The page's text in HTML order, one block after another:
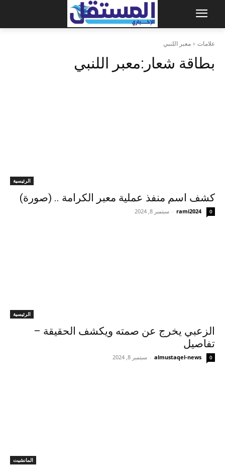
علامات معبر اللنبي
بطاقة شعار:معبر اللنبي
الرئيسية
كشف اسم منفذ عملية معبر الكرامة .. (صورة)
rami2024
- سبتمبر 8, 2024 0
الرئيسية
الزعبي يخرج عن صمته ويكشف الحقيقة –
تفاصيل
almustaqel-news
- سبتمبر 8, 2024 0
المانشيت